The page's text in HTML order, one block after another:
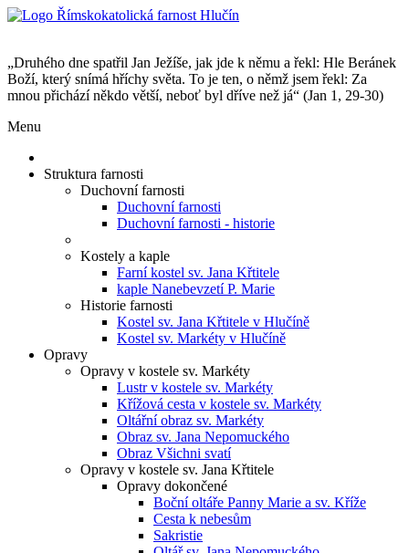
„Druhého dne spatřil Jan Ježíše, jak jde k němu a řekl: Hle Beránek
Boží, který snímá hříchy světa. To je ten, o němž jsem řekl: Za
mnou přichází někdo větší, neboť byl dříve než já“ (Jan 1, 29-30)
Menu
Struktura farnosti
Duchovní farnosti
Duchovní farnosti
Duchovní farnosti - historie
Kostely a kaple
Farní kostel sv. Jana Křtitele
kaple Nanebevzetí P. Marie
Historie farnosti
Kostel sv. Jana Křtitele v Hlučíně
Kostel sv. Markéty v Hlučíně
Opravy
Opravy v kostele sv. Markéty
Lustr v kostele sv. Markéty
Křížová cesta v kostele sv. Markéty
Oltářní obraz sv. Markéty
Obraz sv. Jana Nepomuckého
Obraz Všichni svatí
Opravy v kostele sv. Jana Křtitele
Opravy dokončené
Boční oltáře Panny Marie a sv. Kříže
Cesta k nebesům
Sakristie